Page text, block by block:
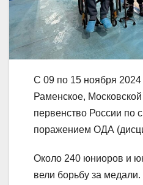
С 09 по 15 ноября 2024
Раменское,
первенство России по
поражением ОДА
Около 240 юниоров и
вели борьбу за